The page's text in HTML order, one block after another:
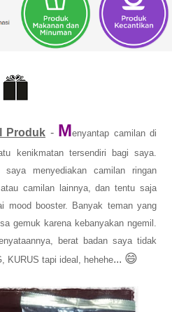
Produk - Menyantap camilan di
kenikmatan tersendiri bagi saya.
menyediakan camilan ringan
camilan lainnya, dan tentu saja
mood booster. Banyak teman yang
gemuk karena kebanyakan ngemil.
berat badan saya tidak
KURUS tapi ideal, hehehe... 😄